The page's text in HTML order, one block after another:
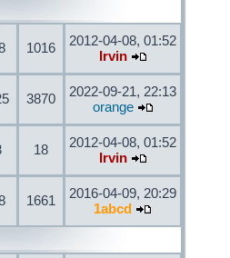
1016
2012-04-08, 01:52
Irvin
3870
2022-09-21, 22:13
orange
18
2012-04-08, 01:52
Irvin
1661
2016-04-09, 20:29
1abcd